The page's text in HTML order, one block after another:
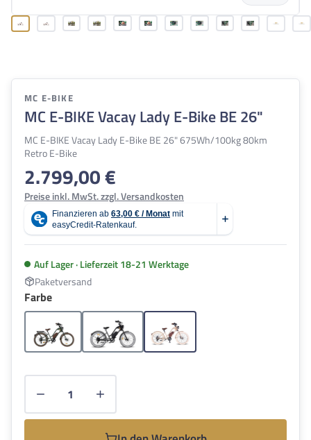
MC E-BIKE
MC E-BIKE Vacay Lady E-Bike BE 26"
MC E-BIKE Vacay Lady E-Bike BE 26" 675Wh/100kg 80km
Retro E-Bike
Regulärer Preis:
2.799,00 €
Preise inkl. MwSt. zzgl. Versandkosten
Auf Lager · Lieferzeit 18-21 Werktage
Paketversand
Farbeauswählen
Grün Schwarz Beige
Produkt Anzahl: Gib den gewünschten